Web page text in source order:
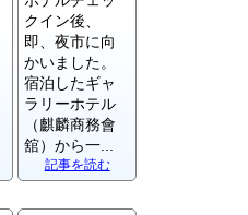
クイン後、
即、夜市に向
かいました。
宿泊したギャ
ラリーホテル
（麒麟商務會
舘）から一...
記事を読む